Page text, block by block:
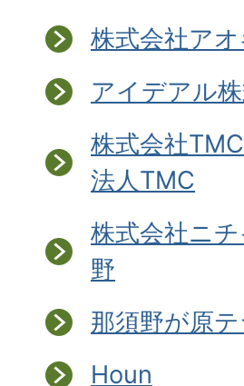
株式会社ア
アイデアル
株式会社
法人TMC
株式会社ニ
野
那須野が原
Houn